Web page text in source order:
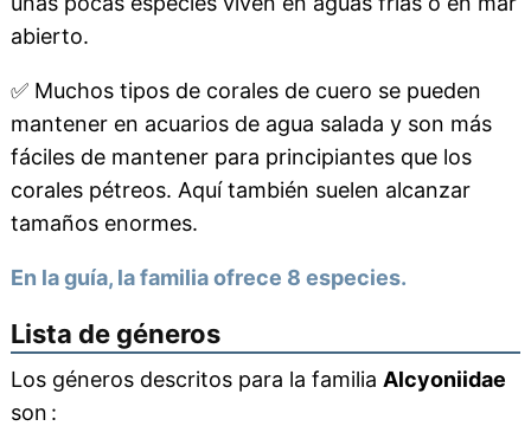
abierto.
✅Muchos tipos de corales de cuero se pueden
mantener en acuarios de agua salada y son más
fáciles de mantener para principiantes que los
corales pétreos. Aquí también suelen alcanzar
tamaños enormes.
En la guía, la familia ofrece 8 especies.
Lista de géneros
Los géneros descritos para la familia Alcyoniidae
son :